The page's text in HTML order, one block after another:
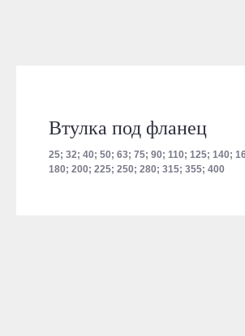
Втулка под фланец
25; 32; 40; 50; 63; 75; 90; 110; 125; 140;
180; 200; 225; 250; 280; 315; 355; 400